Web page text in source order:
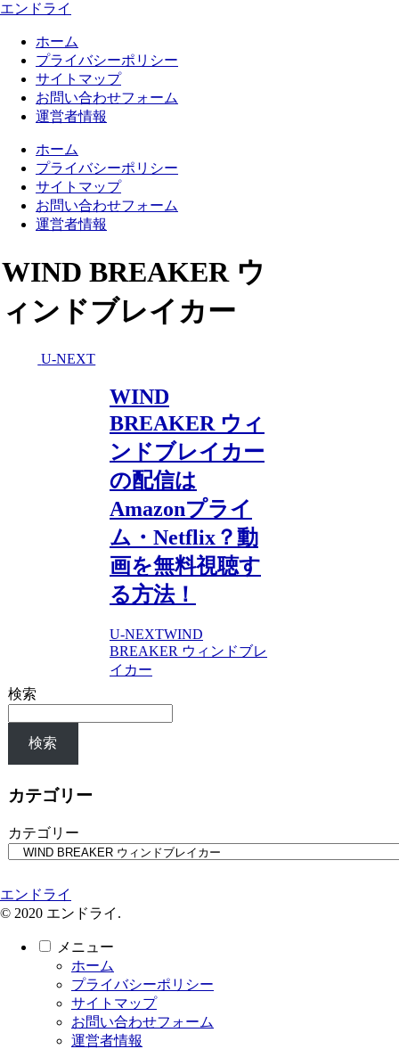
エンドライ
ホーム
プライバシーポリシー
サイトマップ
お問い合わせフォーム
運営者情報
ホーム
プライバシーポリシー
サイトマップ
お問い合わせフォーム
運営者情報
WIND BREAKER ウ
ィンドブレイカー
U-NEXT
WIND
BREAKER ウィ
ンドブレイカー
の配信は
Amazonプライ
ム・Netflix？動
画を無料視聴す
る方法！
U-NEXTWIND
BREAKER ウィンドブレ
イカー
検索
検索
カテゴリー
カテゴリー
エンドライ
© 2020 エンドライ.
メニュー
ホーム
プライバシーポリシー
サイトマップ
お問い合わせフォーム
運営者情報